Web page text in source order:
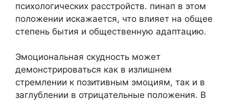
психологических расстройств. пинап в этом
положении искажается, что влияет на общее
степень бытия и общественную адаптацию.
Эмоциональная скудность может
демонстрироваться как в излишнем
стремлении к позитивным эмоциям, так и в
заглублении в отрицательные положения. В